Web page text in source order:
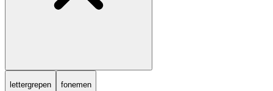
lettergrepen fonemen